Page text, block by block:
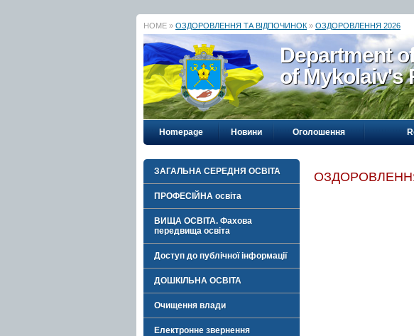
HOME » ОЗДОРОВЛЕННЯ ТА ВІДПОЧИНОК » ОЗДОРОВЛЕННЯ 2026
Department
of Mykolaiv's
Homepage Новини Оголошення
ЗАГАЛЬНА СЕРЕДНЯ ОСВІТА
ПРОФЕСІЙНА освіта
ВИЩА ОСВІТА. Фахова
передвища освіта
Доступ до публічної інформації
ДОШКІЛЬНА ОСВІТА
Очищення влади
Електронне звернення